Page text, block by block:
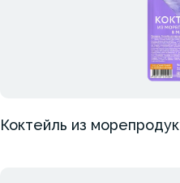
Коктейль из